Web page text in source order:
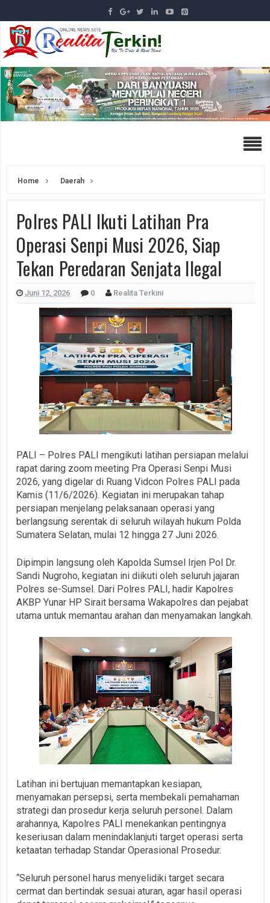
Home Daerah
Polres PALI Ikuti Latihan Pra
Operasi Senpi Musi 2026, Siap
Tekan Peredaran Senjata Ilegal
Juni 12, 2026 0 Realita Terkini
PALI – Polres PALI mengikuti latihan persiapan melalui
rapat daring zoom meeting Pra Operasi Senpi Musi
2026, yang digelar di Ruang Vidcon Polres PALI pada
Kamis (11/6/2026). Kegiatan ini merupakan tahap
persiapan menjelang pelaksanaan operasi yang
berlangsung serentak di seluruh wilayah hukum Polda
Sumatera Selatan, mulai 12 hingga 27 Juni 2026.
Dipimpin langsung oleh Kapolda Sumsel Irjen Pol Dr.
Sandi Nugroho, kegiatan ini diikuti oleh seluruh jajaran
Polres se-Sumsel. Dari Polres PALI, hadir Kapolres
AKBP Yunar HP Sirait bersama Wakapolres dan pejabat
utama untuk memantau arahan dan menyamakan langkah.
Latihan ini bertujuan memantapkan kesiapan,
menyamakan persepsi, serta membekali pemahaman
strategi dan prosedur kerja seluruh personel. Dalam
arahannya, Kapolres PALI menekankan pentingnya
keseriusan dalam menindaklanjuti target operasi serta
ketaatan terhadap Standar Operasional Prosedur.
“Seluruh personel harus menyelidiki target secara
cermat dan bertindak sesuai aturan, agar hasil operasi